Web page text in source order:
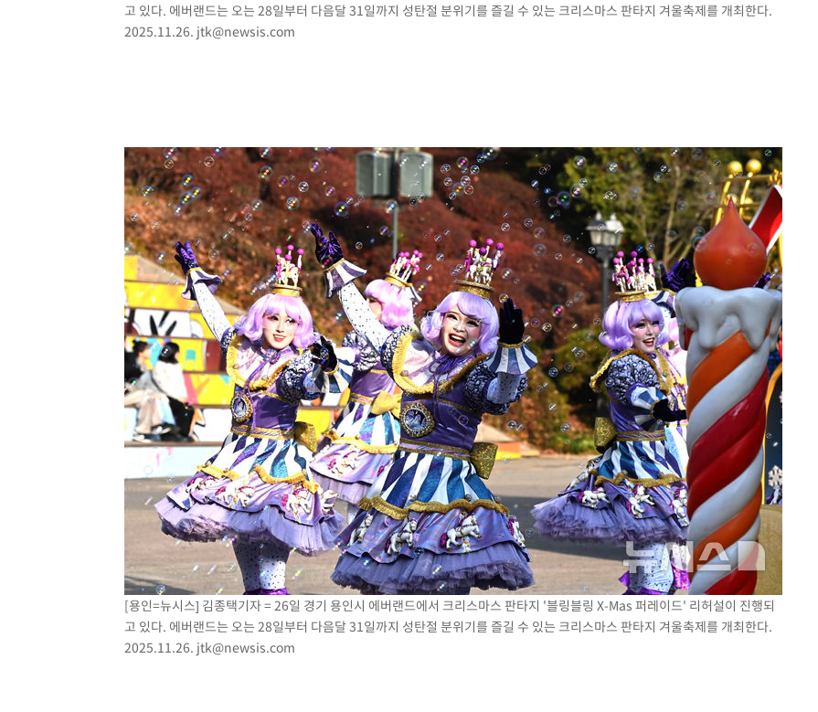
고 있다. 에버랜드는 오는 28일부터 다음달 31일까지 성탄절 분위기를 즐길 수 있는 크리스마스 판타지 겨울축제를 개최한다.
2025.11.26. jtk@newsis.com
[용인=뉴시스] 김종택기자 = 26일 경기 용인시 에버랜드에서 크리스마스 판타지 '블링블링 X-Mas 퍼레이드' 리허설이 진행되
고 있다. 에버랜드는 오는 28일부터 다음달 31일까지 성탄절 분위기를 즐길 수 있는 크리스마스 판타지 겨울축제를 개최한다.
2025.11.26. jtk@newsis.com